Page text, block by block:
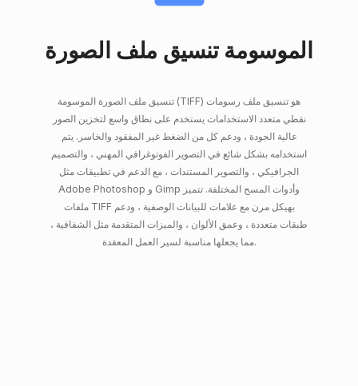
الموسومة تنسيق ملف الصورة
تنسيق ملف الصورة الموسومة (TIFF) هو تنسيق ملف رسومات
نقطي متعدد الاستخدامات يستخدم على نطاق واسع لتخزين الصور
عالية الجودة ، ودعم كل من الضغط غير المفقود والخاسر. يتم
استخدامه بشكل شائع في التصوير الفوتوغرافي المهني ، والتصميم
الجرافيكي ، والتصوير المستندات ، مع الدعم في تطبيقات مثل
Adobe Photoshop و Gimp وأدوات المسح المختلفة. تتميز
ملفات TIFF بهيكل مرن مع علامات للبيانات الوصفية ، ودعم
طبقات متعددة ، وعمق الألوان ، والميزات المتقدمة مثل الشفافية ،
مما يجعلها مناسبة لسير العمل المعقدة.